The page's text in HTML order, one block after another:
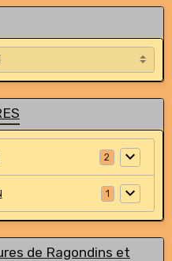
2
1
de Ragondins et